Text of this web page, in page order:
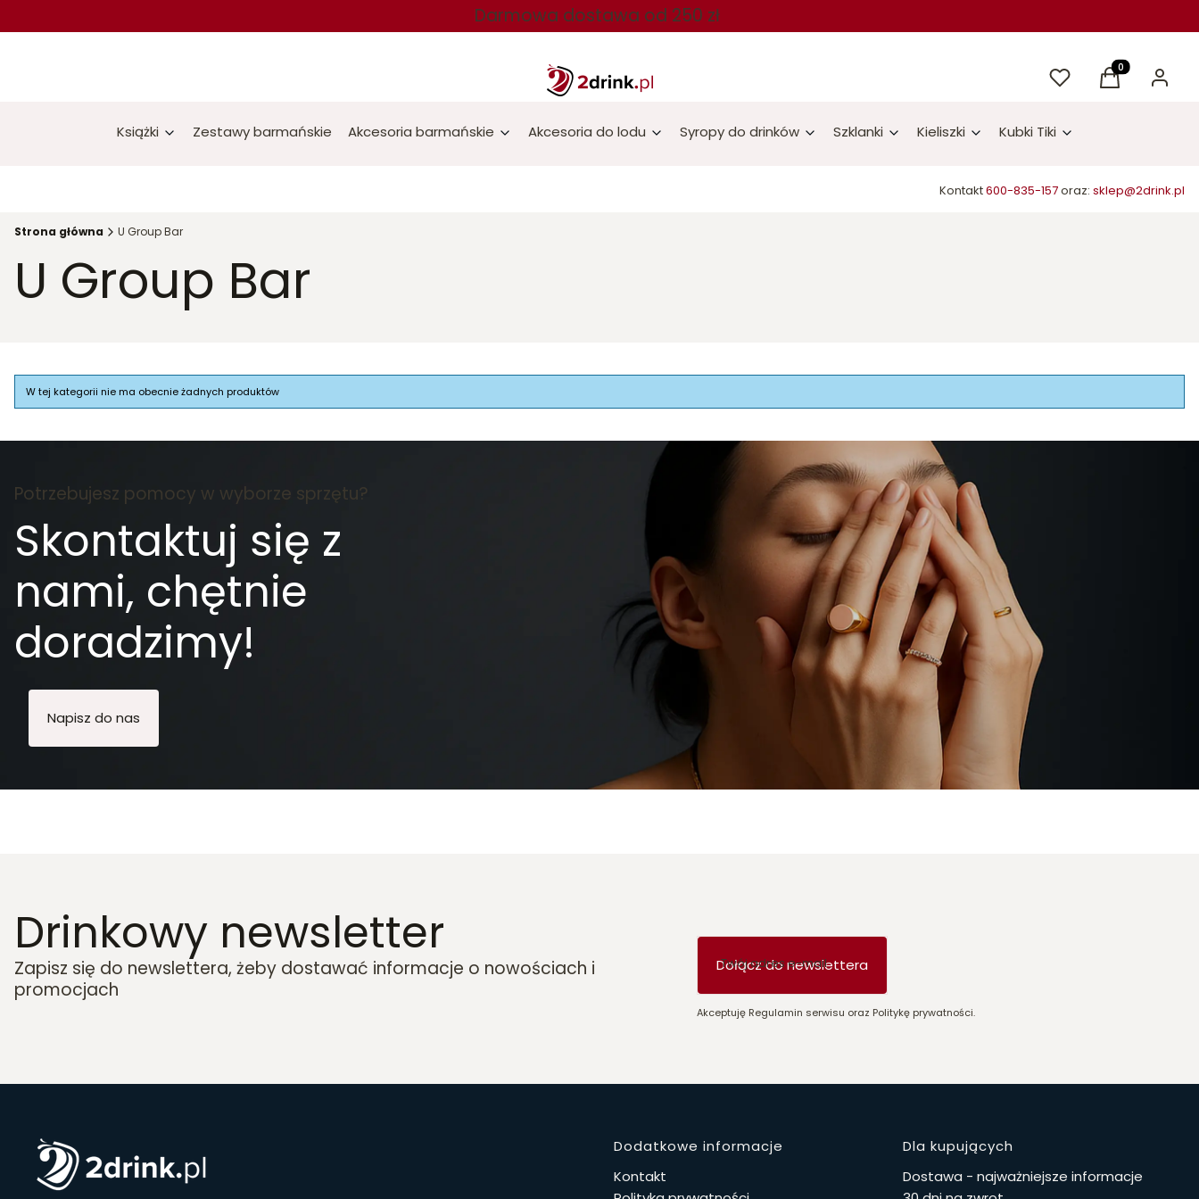
Darmowa dostawa od 250 zł
UlubioneProdukty w
Koszyk Zaloguj
Książki Zestawy barmańskie Akcesoria barmańskie Akcesoria do lodu Syropy do drinków Szklanki Kieliszki Kubki Tiki
Kontakt600-835-157oraz: sklep@2drink.pl
Strona główna U Group Bar
U Group Bar
Lista produktów
W tej kategorii nie ma obecnie żadnych produktów
Potrzebujesz pomocy w wyborze sprzętu?
Skontaktuj się z
nami, chętnie
doradzimy!
Napisz do nas
Drinkowy newsletter
Zapisz się do newslettera, żeby dostawać informacje o nowościach i
promocjach
Twój adres e-mail
Dołącz do newslettera
Akceptuję Regulamin serwisu oraz Politykę prywatności.
Linki w stopce
Dodatkowe informacje
Kontakt
Dla kupujących
Dostawa - najważniejsze informacje